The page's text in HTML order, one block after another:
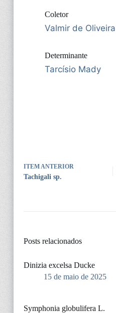
Coletor
Valmir de Oliveira
Determinante
Tarcísio Mady
ITEM ANTERIOR
Tachigali sp.
Posts relacionados
Dinizia excelsa Ducke
15 de maio de 2025
Symphonia globulifera L.